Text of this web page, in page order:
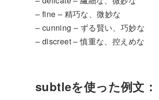
– fine – 精巧な、微妙な
– cunning – ずる賢い、巧妙な
– discreet – 慎重な、控えめな
subtleを使った例文：